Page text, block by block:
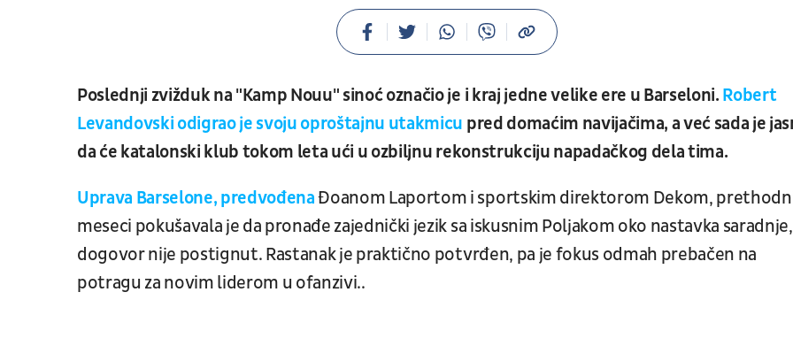
Poslednji zvižduk na "Kamp Nouu" sinoć označio je i kraj jedne velike ere u Barseloni. Robert
Levandovski odigrao je svoju oproštajnu utakmicu pred domaćim navijačima, a već sada je
da će katalonski klub tokom leta ući u ozbiljnu rekonstrukciju napadačkog dela tima.
Uprava Barselone, predvođenaĐoanom Laportom i sportskim direktorom Dekom,
meseci pokušavala je da pronađe zajednički jezik sa iskusnim Poljakom oko nastavka
dogovor nije postignut. Rastanak je praktično potvrđen, pa je fokus odmah prebačen na
potragu za novim liderom u ofanzivi..